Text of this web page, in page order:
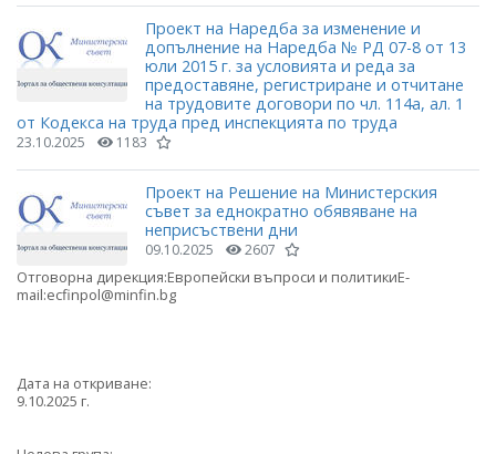
Проект на Наредба за изменение и
допълнение на Наредба № РД 07-8 от 13
юли 2015 г. за условията и реда за
предоставяне, регистриране и отчитане
на трудовите договори по чл. 114а, ал. 1
от Кодекса на труда пред инспекцията по труда
23.10.2025 1183
Проект на Решение на Министерския
съвет за еднократно обявяване на
неприсъствени дни
09.10.2025 2607
Отговорна дирекция:Европейски въпроси и политикиE-
mail:ecfinpol@minfin.bg
Дата на откриване:
9.10.2025 г.